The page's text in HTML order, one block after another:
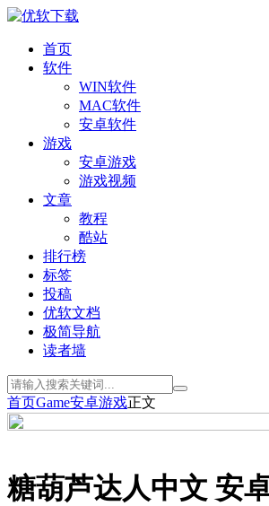
首页
软件
WIN软件
MAC软件
安卓软件
游戏
安卓游戏
游戏视频
文章
教程
酷站
排行榜
标签
投稿
优软文档
极简导航
读者墙
首页Game安卓游戏正文
糖葫芦达人中文 安